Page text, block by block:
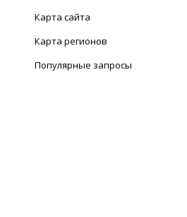
Карта сайта
Карта регионов
Популярные запросы